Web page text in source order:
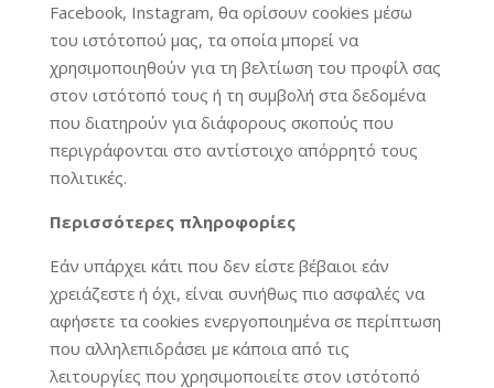
Facebook, Instagram, θα ορίσουν cookies μέσω
του ιστότοπού μας, τα οποία μπορεί να
χρησιμοποιηθούν για τη βελτίωση του προφίλ σας
στον ιστότοπό τους ή τη συμβολή στα δεδομένα
που διατηρούν για διάφορους σκοπούς που
περιγράφονται στο αντίστοιχο απόρρητό τους
πολιτικές.
Περισσότερες πληροφορίες
Eάν υπάρχει κάτι που δεν είστε βέβαιοι εάν
χρειάζεστε ή όχι, είναι συνήθως πιο ασφαλές να
αφήσετε τα cookies ενεργοποιημένα σε περίπτωση
που αλληλεπιδράσει με κάποια από τις
λειτουργίες που χρησιμοποιείτε στον ιστότοπό